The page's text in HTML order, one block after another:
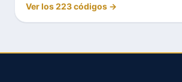
Ver los 223 códigos →